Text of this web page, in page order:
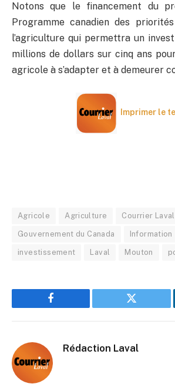
Notons que le financement du
Programme canadien des
l’agriculture qui permettra un
millions de dollars sur cinq ans
agricole à s’adapter et à demeurer
Imprimer le
Agricole Agriculture Courrier Laval
Gouvernement du Canada Information
investissement Laval Mouton
Facebook Twitter
Rédaction Laval